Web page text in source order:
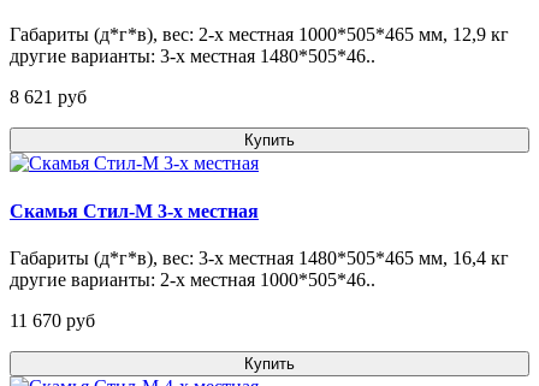
Габариты (д*г*в), вес: 2-х местная 1000*505*465 мм, 12,9 кг
другие варианты: 3-х местная 1480*505*46..
8 621 pуб
Купить
Скамья Стил-М 3-х местная
Габариты (д*г*в), вес: 3-х местная 1480*505*465 мм, 16,4 кг
другие варианты: 2-х местная 1000*505*46..
11 670 pуб
Купить